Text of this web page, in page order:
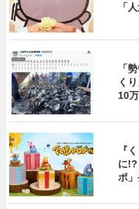
「
「
く
10
『
に
ポ